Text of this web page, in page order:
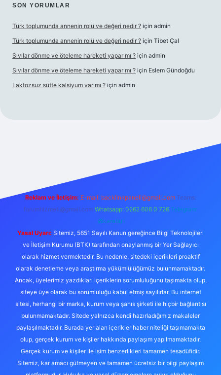
SON YORUMLAR
Türk toplumunda annenin rolü ve değeri nedir ? için admin
Türk toplumunda annenin rolü ve değeri nedir ? için Tibet Çal
Sıvılar dönme ve öteleme hareketi yapar mı ? için admin
Sıvılar dönme ve öteleme hareketi yapar mı ? için Eslem Gündoğdu
Laktozsuz sütte kalsiyum var mı ? için admin
Reklam ve İletişim: E-mail: backlinkpaneli@gmail.com Teams:
forumhizmeti@gmail.com Whatsapp: 0262 606 0 726 Telegram:
@karabul
Yasal Uyarı: Sitemiz, 5651 Sayılı Kanun gereğince Bilgi Teknolojileri
ve İletişim Kurumu (BTK) tarafından onaylanmış bir Yer Sağlayıcı
olarak hizmet vermektedir. Bu nedenle, sitedeki içerikleri proaktif
olarak denetleme veya araştırma yükümlülüğümüz bulunmamaktadır.
Ancak, üyelerimiz yazdıkları içeriklerin sorumluluğunu taşımakta olup,
siteye üye olarak bu sorumluluğu kabul etmiş sayılırlar. Bu internet
sitesi, herhangi bir marka, kurum veya şahıs şirketi ile hiçbir bağlantısı
bulunmamaktadır. Sitede yalnızca kendi hazırladığımız makaleler
paylaşılmaktadır. Burada yer alan içerikler haber niteliği taşımamakta
olup, gerçek kurum ve kişiler hakkında paylaşım yapılmamaktadır.
Gerçek kurum ve kişiler ile isim benzerlikleri tamamen tesadüfidir.
Sitemiz, kar amacı gütmeyen ve tamamen ücretsiz bir bilgi paylaşım